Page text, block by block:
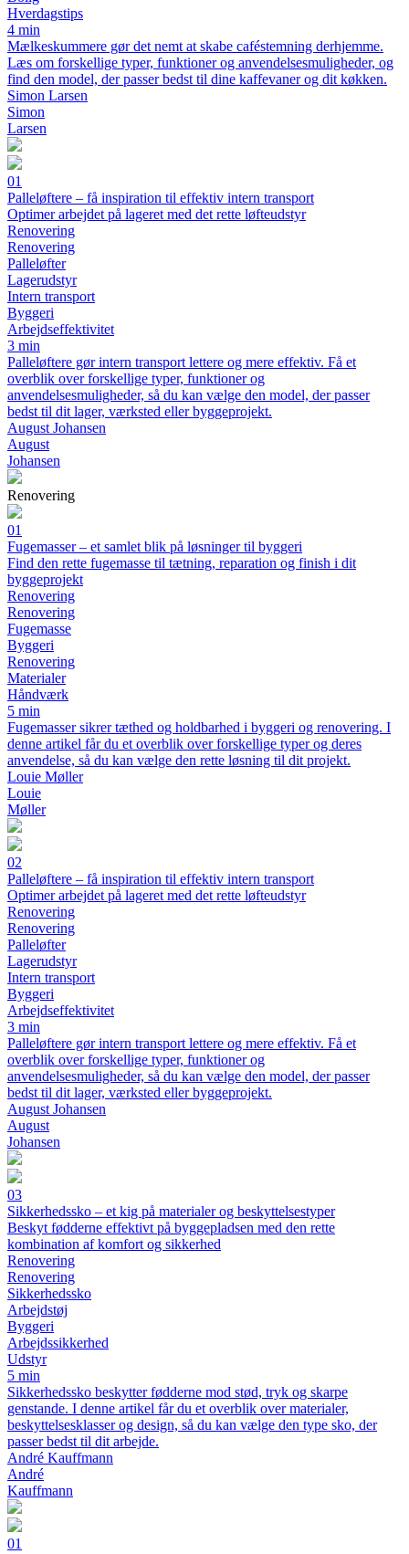
Hverdagstips
4 min
Mælkeskummere gør det nemt at skabe caféstemning derhjemme.
Læs om forskellige typer, funktioner og anvendelsesmuligheder, og
find den model, der passer bedst til dine kaffevaner og dit køkken.
Simon Larsen
Simon
Larsen
01
Palleløftere – få inspiration til effektiv intern transport
Optimer arbejdet på lageret med det rette løfteudstyr
Renovering
Renovering
Palleløfter
Lagerudstyr
Intern transport
Byggeri
Arbejdseffektivitet
3 min
Palleløftere gør intern transport lettere og mere effektiv. Få et
overblik over forskellige typer, funktioner og
anvendelsesmuligheder, så du kan vælge den model, der passer
bedst til dit lager, værksted eller byggeprojekt.
August Johansen
August
Johansen
Renovering
01
Fugemasser – et samlet blik på løsninger til byggeri
Find den rette fugemasse til tætning, reparation og finish i dit
byggeprojekt
Renovering
Renovering
Fugemasse
Byggeri
Renovering
Materialer
Håndværk
5 min
Fugemasser sikrer tæthed og holdbarhed i byggeri og renovering. I
denne artikel får du et overblik over forskellige typer og deres
anvendelse, så du kan vælge den rette løsning til dit projekt.
Louie Møller
Louie
Møller
02
Palleløftere – få inspiration til effektiv intern transport
Optimer arbejdet på lageret med det rette løfteudstyr
Renovering
Renovering
Palleløfter
Lagerudstyr
Intern transport
Byggeri
Arbejdseffektivitet
3 min
Palleløftere gør intern transport lettere og mere effektiv. Få et
overblik over forskellige typer, funktioner og
anvendelsesmuligheder, så du kan vælge den model, der passer
bedst til dit lager, værksted eller byggeprojekt.
August Johansen
August
Johansen
03
Sikkerhedssko – et kig på materialer og beskyttelsestyper
Beskyt fødderne effektivt på byggepladsen med den rette
kombination af komfort og sikkerhed
Renovering
Renovering
Sikkerhedssko
Arbejdstøj
Byggeri
Arbejdssikkerhed
Udstyr
5 min
Sikkerhedssko beskytter fødderne mod stød, tryk og skarpe
genstande. I denne artikel får du et overblik over materialer,
beskyttelsesklasser og design, så du kan vælge den type sko, der
passer bedst til dit arbejde.
André Kauffmann
André
Kauffmann
01